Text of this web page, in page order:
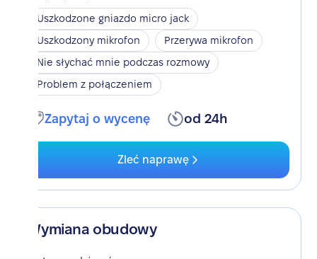
Uszkodzone gniazdo micro jack
Uszkodzony mikrofon
Przerywa mikrofon
Nie słychać mnie podczas rozmowy
Problem z połączeniem
Zapytaj o wycenę od 24h
Zleć naprawę
Wymiana obudowy